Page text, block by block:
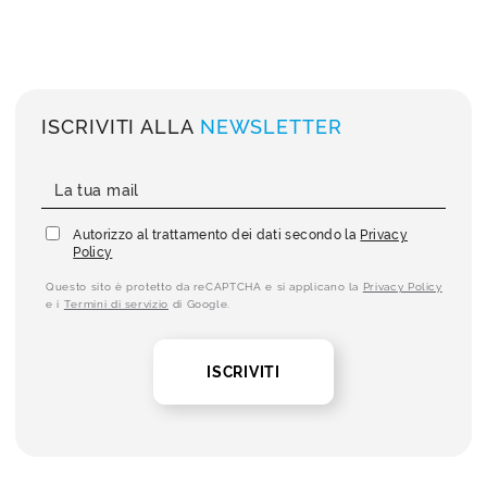
ISCRIVITI ALLA NEWSLETTER
Autorizzo al trattamento dei dati secondo la Privacy
Policy
Questo sito è protetto da reCAPTCHA e si applicano la Privacy Policy
e i Termini di servizio di Google.
ISCRIVITI